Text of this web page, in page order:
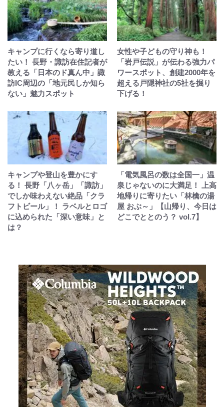
キャンプに行くなら寄り道し
たい！ 長野・諏訪在住記者が
教える「日本のド真ん中」諏
訪IC周辺の「地元民しか知ら
ない」魅力スポット
女性や子どもの守り神も！
「岩戸伝説」が伝わる強力パ
ワースポット、創建2000年を
超える戸隠神社の5社を掘り
下げる！
キャンプや登山を豊かにす
る！ 長野「八ヶ岳」「諏訪」
でしか味わえない絶品「クラ
フトビール」！ ラベルとロゴ
に込められた「深い意味」と
は？
「電気風呂の数は全国一」温
泉じゃないのに大満足！ 上高
地帰りに寄りたい「林檎の湯
屋 おぶ～」【山帰り、今日は
どこでととのう？ vol.7】